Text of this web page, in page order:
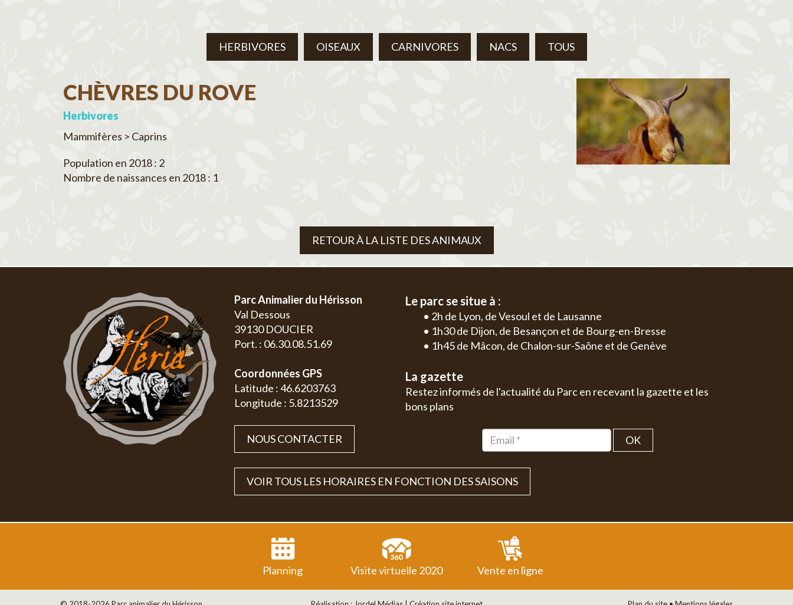
HERBIVORES OISEAUX CARNIVORES NACS TOUS
CHÈVRES DU ROVE
Herbivores
Mammifères > Caprins
Population en 2018 : 2
Nombre de naissances en 2018 : 1
RETOUR À LA LISTE DES ANIMAUX
Parc Animalier du Hérisson
Val Dessous
39130 DOUCIER
Port. : 06.30.08.51.69
Coordonnées GPS
Latitude : 46.6203763
Longitude : 5.8213529
NOUS CONTACTER
Le parc se situe à :
• 2h de Lyon, de Vesoul et de Lausanne
• 1h30 de Dijon, de Besançon et de Bourg-en-Bresse
• 1h45 de Mâcon, de Chalon-sur-Saône et de Genève
La gazette
Restez informés de l'actualité du Parc en recevant la gazette et les
bons plans
OK
VOIR TOUS LES HORAIRES EN FONCTION DES SAISONS
Planning Visite virtuelle 2020 Vente en ligne